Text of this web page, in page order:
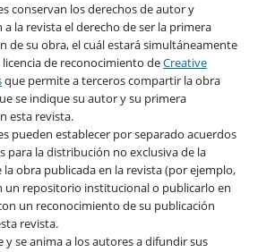
conservan los derechos de autor y
a la revista el derecho de ser la primera
de su obra, el cuál estará simultáneamente
de reconocimiento deCreative
que permite a terceros compartir la obra
se indique su autor y su primera
esta revista.
pueden establecer por separado acuerdos
para la distribución no exclusiva de la
la obra publicada en la revista (por ejemplo,
un repositorio institucional o publicarlo en
un reconocimiento de su publicación
revista.
y se anima a los autores a difundir sus